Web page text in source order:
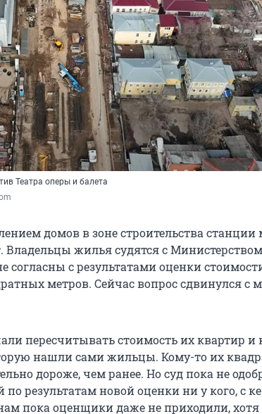
Театра оперы и балета
домов в зоне строительства станции
Владельцы жилья судятся с Министерством
согласны с результатами оценки
метров. Сейчас вопрос сдвинулся с
пересчитывать стоимость их квартир и
нашли сами жильцы. Кому-то их
дороже, чем ранее. Но суд пока не
результатам новой оценки ни у кого, с
пока оценщики даже не приходили, хотя